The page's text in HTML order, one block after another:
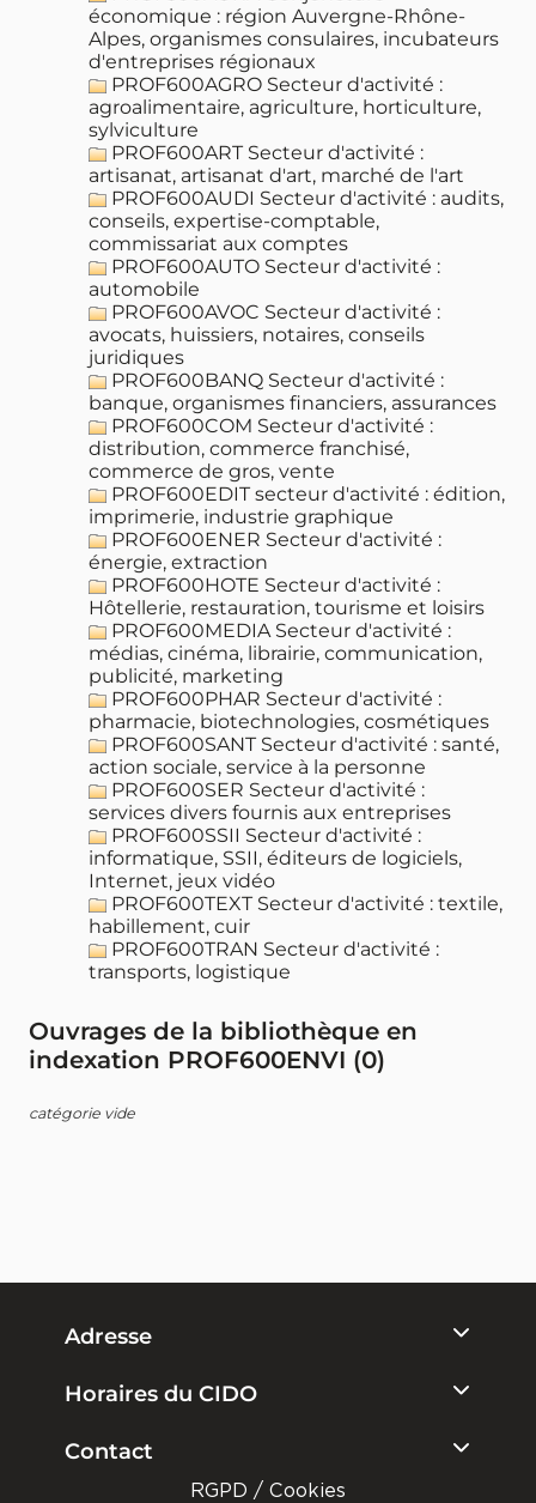
économique : région Auvergne-Rhône-
Alpes, organismes consulaires, incubateurs
d'entreprises régionaux
PROF600AGRO Secteur d'activité :
agroalimentaire, agriculture, horticulture,
sylviculture
PROF600ART Secteur d'activité :
artisanat, artisanat d'art, marché de l'art
PROF600AUDI Secteur d'activité : audits,
conseils, expertise-comptable,
commissariat aux comptes
PROF600AUTO Secteur d'activité :
automobile
PROF600AVOC Secteur d'activité :
avocats, huissiers, notaires, conseils
juridiques
PROF600BANQ Secteur d'activité :
banque, organismes financiers, assurances
PROF600COM Secteur d'activité :
distribution, commerce franchisé,
commerce de gros, vente
PROF600EDIT secteur d'activité : édition,
imprimerie, industrie graphique
PROF600ENER Secteur d'activité :
énergie, extraction
PROF600HOTE Secteur d'activité :
Hôtellerie, restauration, tourisme et loisirs
PROF600MEDIA Secteur d'activité :
médias, cinéma, librairie, communication,
publicité, marketing
PROF600PHAR Secteur d'activité :
pharmacie, biotechnologies, cosmétiques
PROF600SANT Secteur d'activité : santé,
action sociale, service à la personne
PROF600SER Secteur d'activité :
services divers fournis aux entreprises
PROF600SSII Secteur d'activité :
informatique, SSII, éditeurs de logiciels,
Internet, jeux vidéo
PROF600TEXT Secteur d'activité : textile,
habillement, cuir
PROF600TRAN Secteur d'activité :
transports, logistique
Ouvrages de la bibliothèque en
indexation PROF600ENVI (0)
catégorie vide
Adresse
Horaires du CIDO
Contact
RGPD / Cookies